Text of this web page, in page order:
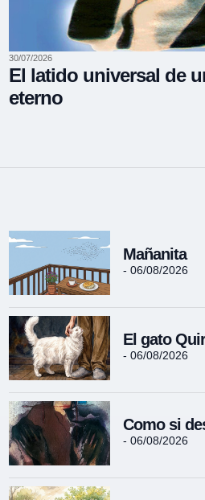
30/07/2026
El latido universal de
eterno
Mañanita
- 06/08/2026
El gato
- 06/08/2026
Como si
- 06/08/2026